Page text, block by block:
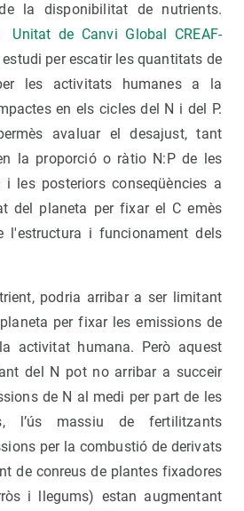
la disponibilitat de nutrients.
Unitat de Canvi Global CREAF-
per escatir les quantitats de
les activitats humanes a la
en els cicles del N i del P.
avaluar el desajust, tant
la proporció o ràtio N:P de les
i les posteriors conseqüències a
del planeta per fixar el C emès
l'estructura i funcionament dels
podria arribar a ser limitant
per fixar les emissions de
activitat humana. Però aquest
del N pot no arribar a succeir
de N al medi per part de les
l’ús massiu de fertilitzants
per la combustió de derivats
de conreus de plantes fixadores
i llegums) estan augmentant